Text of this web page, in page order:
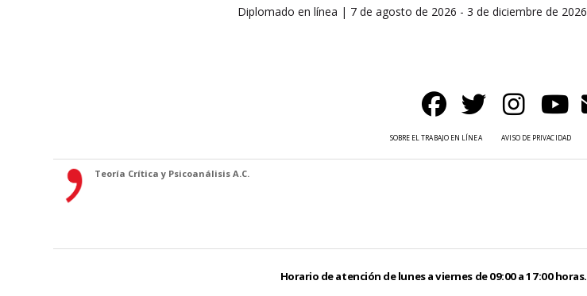
Diplomado en línea | 7 de agosto de 2026 - 3 de diciembre de 2026
SOBRE EL TRABAJO EN LÍNEA AVISO DE PRIVACIDAD
Teoría Crítica y Psicoanálisis A.C.
Horario de atención de lunes a viernes de 09:00 a 17:00 horas.